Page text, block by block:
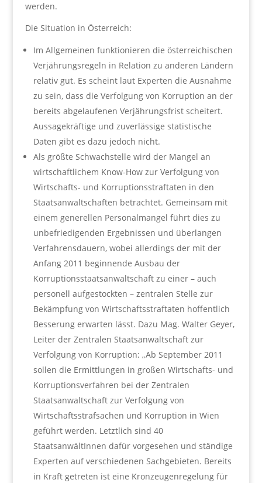
werden.
Die Situation in Österreich:
Im Allgemeinen funktionieren die österreichischen
Verjährungsregeln in Relation zu anderen Ländern
relativ gut. Es scheint laut Experten die Ausnahme
zu sein, dass die Verfolgung von Korruption an der
bereits abgelaufenen Verjährungsfrist scheitert.
Aussagekräftige und zuverlässige statistische
Daten gibt es dazu jedoch nicht.
Als größte Schwachstelle wird der Mangel an
wirtschaftlichem Know-How zur Verfolgung von
Wirtschafts- und Korruptionsstraftaten in den
Staatsanwaltschaften betrachtet. Gemeinsam mit
einem generellen Personalmangel führt dies zu
unbefriedigenden Ergebnissen und überlangen
Verfahrensdauern, wobei allerdings der mit der
Anfang 2011 beginnende Ausbau der
Korruptionsstaatsanwaltschaft zu einer – auch
personell aufgestockten – zentralen Stelle zur
Bekämpfung von Wirtschaftsstraftaten hoffentlich
Besserung erwarten lässt. Dazu Mag. Walter Geyer,
Leiter der Zentralen Staatsanwaltschaft zur
Verfolgung von Korruption: „Ab September 2011
sollen die Ermittlungen in großen Wirtschafts- und
Korruptionsverfahren bei der Zentralen
Staatsanwaltschaft zur Verfolgung von
Wirtschaftsstrafsachen und Korruption in Wien
geführt werden. Letztlich sind 40
StaatsanwältInnen dafür vorgesehen und ständige
Experten auf verschiedenen Sachgebieten. Bereits
in Kraft getreten ist eine Kronzeugenregelung für